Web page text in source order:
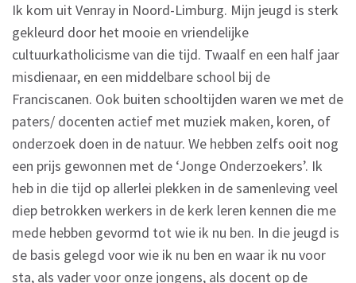
Ik kom uit Venray in Noord-Limburg. Mijn jeugd is sterk
gekleurd door het mooie en vriendelijke
cultuurkatholicisme van die tijd. Twaalf en een half jaar
misdienaar, en een middelbare school bij de
Franciscanen. Ook buiten schooltijden waren we met de
paters/ docenten actief met muziek maken, koren, of
onderzoek doen in de natuur. We hebben zelfs ooit nog
een prijs gewonnen met de ‘Jonge Onderzoekers’. Ik
heb in die tijd op allerlei plekken in de samenleving veel
diep betrokken werkers in de kerk leren kennen die me
mede hebben gevormd tot wie ik nu ben. In die jeugd is
de basis gelegd voor wie ik nu ben en waar ik nu voor
sta, als vader voor onze jongens, als docent op de